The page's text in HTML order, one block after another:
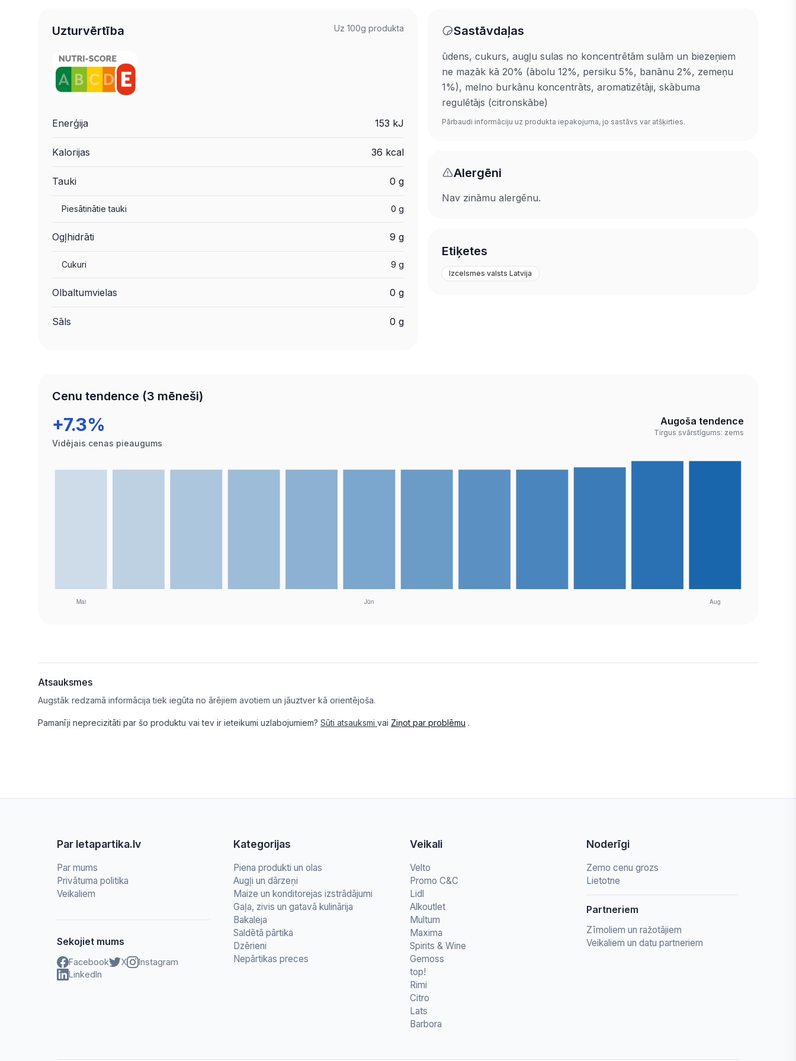
Uzturvērtība Uz 100g produkta
Enerģija 153 kJ
Kalorijas 36 kcal
Tauki 0 g
Piesātinātie tauki 0 g
Ogļhidrāti 9 g
Cukuri 9 g
Olbaltumvielas 0 g
Sāls 0 g
Sastāvdaļas
ūdens, cukurs, augļu sulas no koncentrētām sulām un biezeņiem
ne mazāk kā 20% (ābolu 12%, persiku 5%, banānu 2%, zemeņu
1%), melno burkānu koncentrāts, aromatizētāji, skābuma
regulētājs (citronskābe)
Pārbaudi informāciju uz produkta iepakojuma, jo sastāvs var atšķirties.
Alergēni
Nav zināmu alergēnu.
Etiķetes
Izcelsmes valsts Latvija
Cenu tendence (3 mēneši)
+7.3%
Vidējais cenas pieaugums
Augoša tendence
Tirgus svārstīgums: zems
Atsauksmes
Augstāk redzamā informācija tiek iegūta no ārējiem avotiem un jāuztver kā orientējoša.
Pamanīji neprecizitāti par šo produktu vai tev ir ieteikumi uzlabojumiem? Sūti atsauksmi vai Ziņot par problēmu .
Par letapartika.lv
Par mums
Privātuma politika
Veikaliem
Sekojiet mums
Facebook X
Instagram
LinkedIn
Kategorijas
Piena produkti un olas
Augļi un dārzeņi
Maize un konditorejas izstrādājumi
Gaļa, zivis un gatavā kulinārija
Bakaleja
Saldētā pārtika
Dzērieni
Nepārtikas preces
Veikali
Velto
Promo C&C
Lidl
Alkoutlet
Multum
Maxima
Spirits & Wine
Gemoss
top!
Rimi
Citro
Lats
Barbora
Noderīgi
Zemo cenu grozs
Lietotne
Partneriem
Zīmoliem un ražotājiem
Veikaliem un datu partneriem